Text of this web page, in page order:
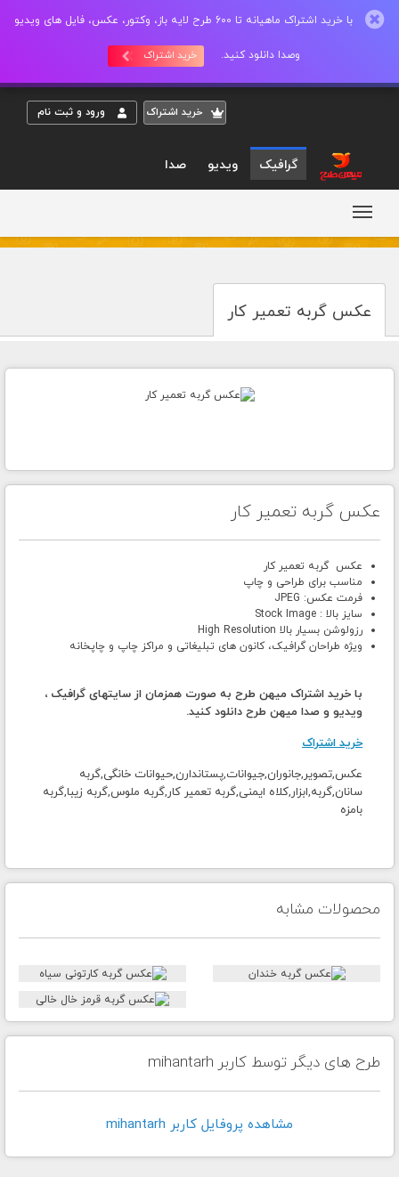
با خرید اشتراک ماهیانه تا 600 طرح لایه باز، وکتور، عکس، فایل های ویدیو
وصدا دانلود کنید. خرید اشتراک
خريد اشتراک ورود و ثبت نام
گرافیک ویدیو صدا
عکس گربه تعمیر کار
عکس گربه تعمیر کار
عکس گربه تعمیر کار
مناسب برای طراحی و چاپ
فرمت عکس: JPEG
سایز بالا : Stock Image
رزولوشن بسیار بالا High Resolution
ویژه طراحان گرافیک، کانون های تبلیغاتی و مراکز چاپ و چاپخانه
با خرید اشتراک میهن طرح به صورت همزمان از سایتهای گرافیک ،
ویدیو و صدا میهن طرح دانلود کنید.
خرید اشتراک
عکس,تصویر,جانوران,جیوانات,پستاندارن,حیوانات خانگی,گربه
سانان,گربه,ابزار,کلاه ایمنی,گربه تعمیر کار,گربه ملوس,گربه زیبا,گربه
بامزه
محصولات مشابه
طرح های دیگر توسط کاربر mihantarh
مشاهده پروفايل کاربر mihantarh